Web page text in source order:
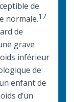
de
normale.17
de
grave
inférieur
de
enfant de
d’un